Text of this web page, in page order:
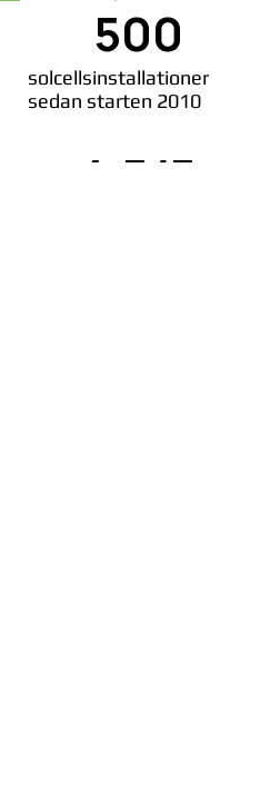
500
solcellsinstallationer
sedan starten 2010
4,5/5